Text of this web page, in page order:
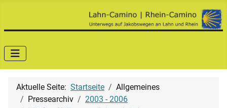
Aktuelle Seite: Startseite
Allgemeines
Pressearchiv
2003 - 2006